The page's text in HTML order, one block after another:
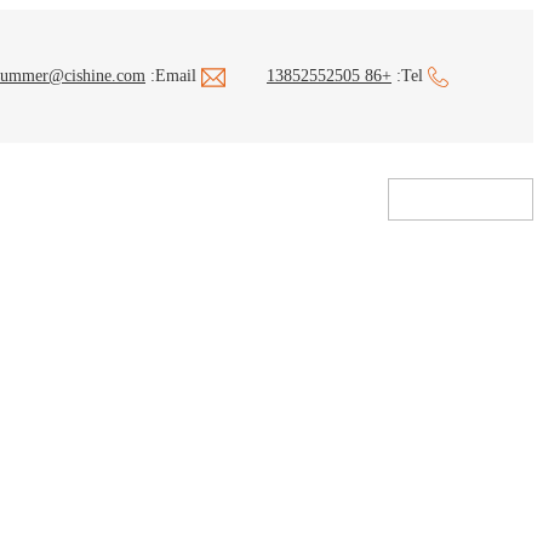
Tel:
+86 13852552505
Email: